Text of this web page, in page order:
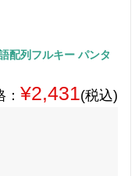
配列フルキー パンタ
¥2,431(税込)